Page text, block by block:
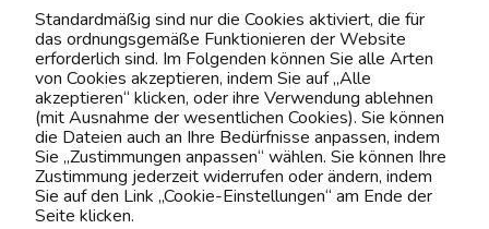
Kontaktiere uns!
0151 12200811
shop@yourhouse24.eu
Mo. - Fr. 07:00-15:00
Standardmäßig sind nur die Cookies aktiviert, die für
das ordnungsgemäße Funktionieren der Website
erforderlich sind. Im Folgenden können Sie alle Arten
von Cookies akzeptieren, indem Sie auf „Alle
akzeptieren“ klicken, oder ihre Verwendung ablehnen
(mit Ausnahme der wesentlichen Cookies). Sie können
die Dateien auch an Ihre Bedürfnisse anpassen, indem
Sie „Zustimmungen anpassen“ wählen. Sie können Ihre
Zustimmung jederzeit widerrufen oder ändern, indem
Sie auf den Link „Cookie-Einstellungen“ am Ende der
Seite klicken.